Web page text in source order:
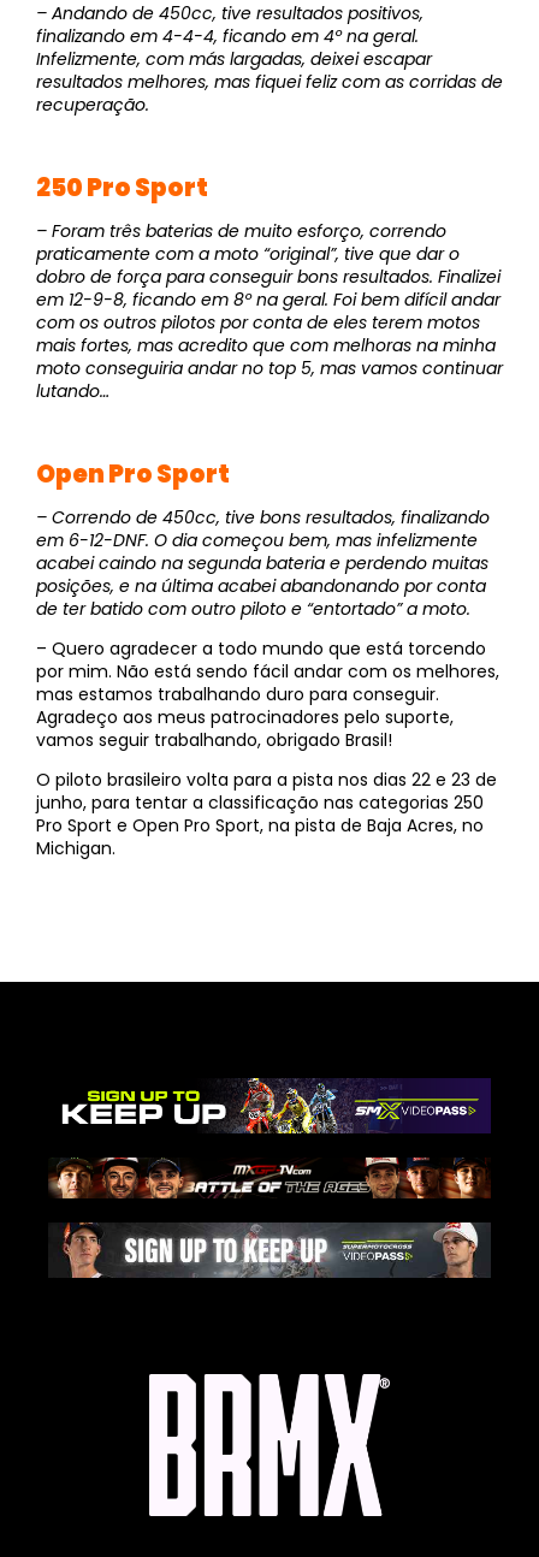
– Andando de 450cc, tive resultados positivos,
finalizando em 4-4-4, ficando em 4º na geral.
Infelizmente, com más largadas, deixei escapar
resultados melhores, mas fiquei feliz com as corridas de
recuperação.
250 Pro Sport
– Foram três baterias de muito esforço, correndo
praticamente com a moto “original”, tive que dar o
dobro de força para conseguir bons resultados. Finalizei
em 12-9-8, ficando em 8º na geral. Foi bem difícil andar
com os outros pilotos por conta de eles terem motos
mais fortes, mas acredito que com melhoras na minha
moto conseguiria andar no top 5, mas vamos continuar
lutando…
Open Pro Sport
– Correndo de 450cc, tive bons resultados, finalizando
em 6-12-DNF. O dia começou bem, mas infelizmente
acabei caindo na segunda bateria e perdendo muitas
posições, e na última acabei abandonando por conta
de ter batido com outro piloto e “entortado” a moto.
– Quero agradecer a todo mundo que está torcendo
por mim. Não está sendo fácil andar com os melhores,
mas estamos trabalhando duro para conseguir.
Agradeço aos meus patrocinadores pelo suporte,
vamos seguir trabalhando, obrigado Brasil!
O piloto brasileiro volta para a pista nos dias 22 e 23 de
junho, para tentar a classificação nas categorias 250
Pro Sport e Open Pro Sport, na pista de Baja Acres, no
Michigan.